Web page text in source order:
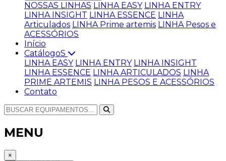
NOSSAS LINHAS LINHA EASY LINHA ENTRY
LINHA INSIGHT LINHA ESSENCE LINHA
Articulados LINHA Prime artemis LINHA Pesos e
ACESSÓRIOS
Início
CatálogoS
LINHA EASY LINHA ENTRY LINHA INSIGHT
LINHA ESSENCE LINHA ARTICULADOS LINHA
PRIME ARTEMIS LINHA PESOS E ACESSÓRIOS
Contato
MENU
×